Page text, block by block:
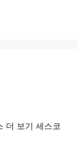
더 보기 세스코